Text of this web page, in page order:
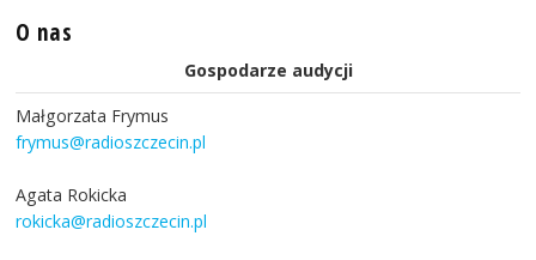
O nas
Gospodarze audycji
Małgorzata Frymus
frymus@radioszczecin.pl
Agata Rokicka
rokicka@radioszczecin.pl